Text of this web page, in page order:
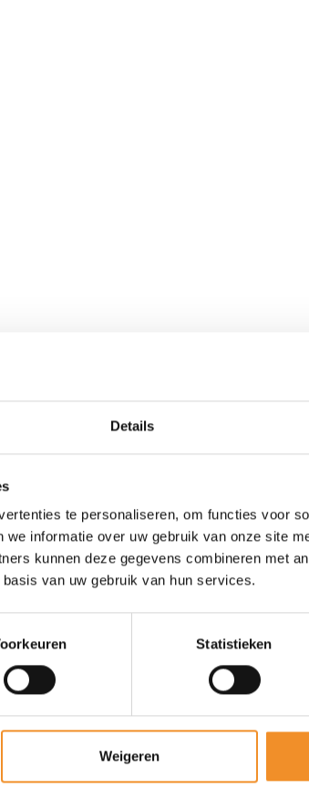
Details
te personaliseren, om functies voor
informatie over uw gebruik van onze site
kunnen deze gegevens combineren met
van uw gebruik van hun services.
Statistieken
Weigeren
Retour Deal